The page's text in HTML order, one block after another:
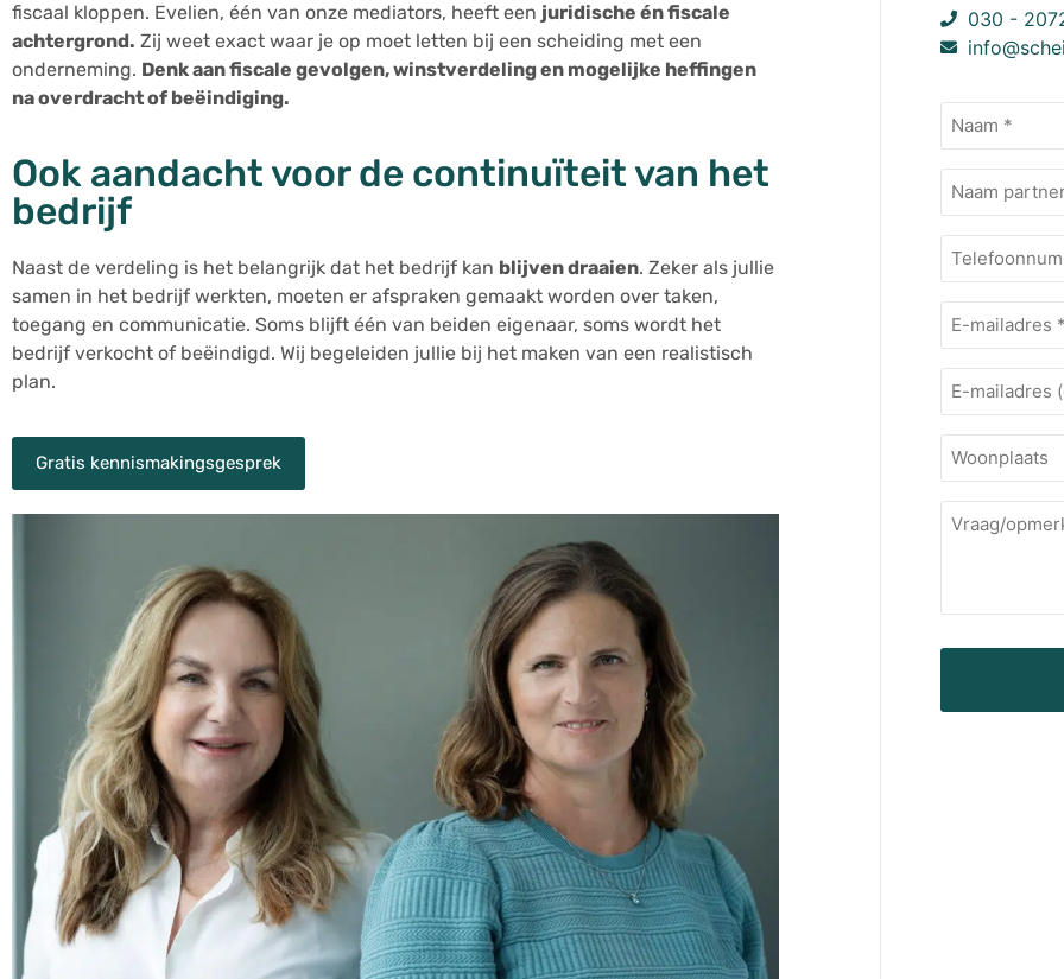
fiscaal kloppen. Evelien, één van onze mediators, heeft een juridische én fiscale
achtergrond. Zij weet exact waar je op moet letten bij een scheiding met een
onderneming. Denk aan fiscale gevolgen, winstverdeling en mogelijke heffingen
na overdracht of beëindiging.
Ook aandacht voor de continuïteit van het
bedrijf
Naast de verdeling is het belangrijk dat het bedrijf kan blijven draaien. Zeker als jullie
samen in het bedrijf werkten, moeten er afspraken gemaakt worden over taken,
toegang en communicatie. Soms blijft één van beiden eigenaar, soms wordt het
bedrijf verkocht of beëindigd. Wij begeleiden jullie bij het maken van een realistisch
plan.
Gratis kennismakingsgesprek
030 -
Naam
(Vereist)
Naam
extra
E-
mailadres
(Vereist)
E-
mailadres
Woonplaats
Vraag/